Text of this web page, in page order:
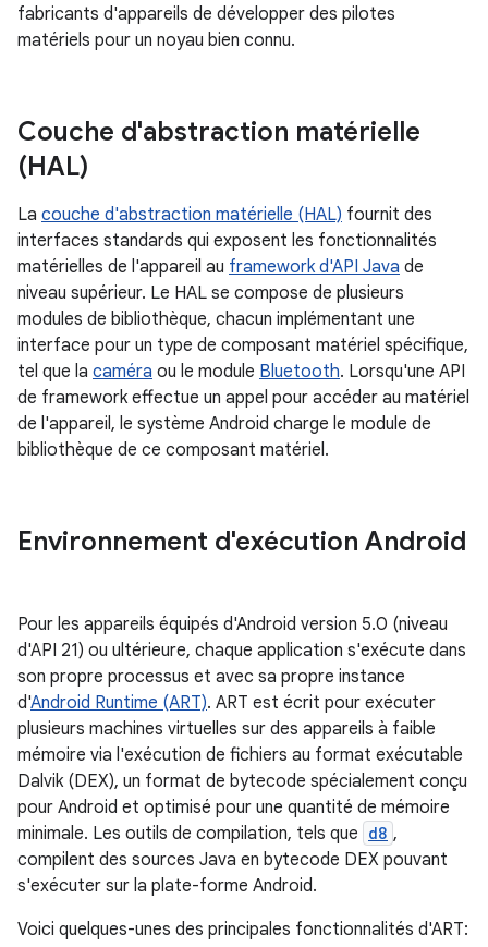
fabricants d'appareils de développer des pilotes
matériels pour un noyau bien connu.
Couche d'abstraction matérielle
(HAL)
La couche d'abstraction matérielle (HAL) fournit des
interfaces standards qui exposent les fonctionnalités
matérielles de l'appareil au framework d'API Java de
niveau supérieur. Le HAL se compose de plusieurs
modules de bibliothèque, chacun implémentant une
interface pour un type de composant matériel spécifique,
tel que la caméra ou le module Bluetooth. Lorsqu'une API
de framework effectue un appel pour accéder au matériel
de l'appareil, le système Android charge le module de
bibliothèque de ce composant matériel.
Environnement d'exécution Android
Pour les appareils équipés d'Android version 5.0 (niveau
d'API 21) ou ultérieure, chaque application s'exécute dans
son propre processus et avec sa propre instance
d'Android Runtime (ART). ART est écrit pour exécuter
plusieurs machines virtuelles sur des appareils à faible
mémoire via l'exécution de fichiers au format exécutable
Dalvik (DEX), un format de bytecode spécialement conçu
pour Android et optimisé pour une quantité de mémoire
minimale. Les outils de compilation, tels que d8 ,
compilent des sources Java en bytecode DEX pouvant
s'exécuter sur la plate-forme Android.
Voici quelques-unes des principales fonctionnalités d'ART: